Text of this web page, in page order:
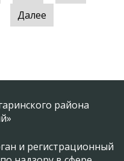
Далее
района
и регистрационный